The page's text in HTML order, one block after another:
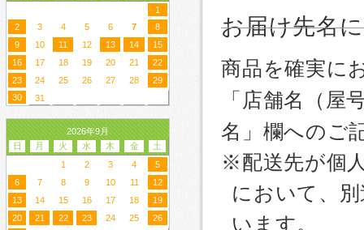
1
2
3 4 5 6 7
8
9
10 11 12 13 14
15
16
17 18 19 20 21
22
23
24 25 26 27 28
29
30
31
2026年9月
日
月 火 水 木 金
土
1
2 3 4
5
6
7 8 9 10 11
12
13
14 15 16 17 18
19
20
21 22 23 24 25
26
お届け先名
商品を確実に
「店舗名（屋
名」欄へのご
※配送先が個
において、
います。